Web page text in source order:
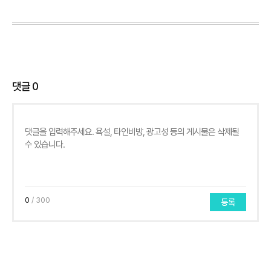
댓글0
0 / 300 등록